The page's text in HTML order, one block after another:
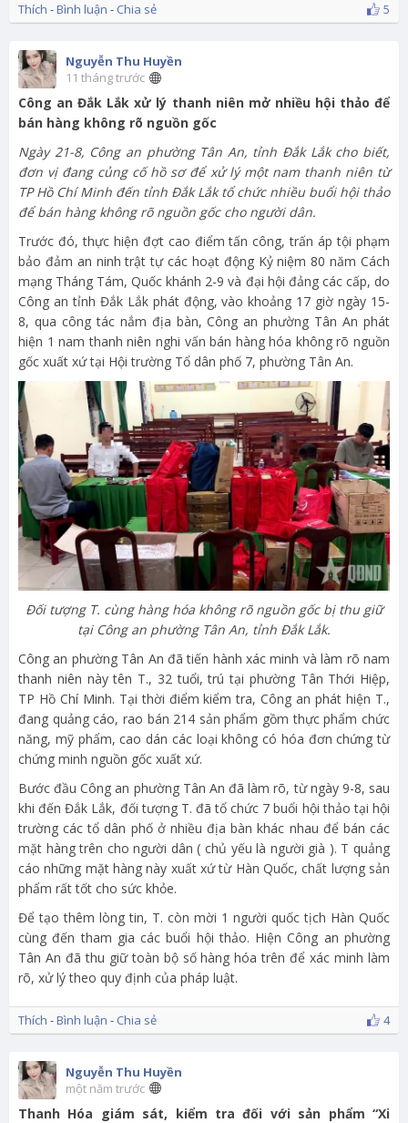
Thích -Bình luận - Chia sẻ 5
Nguyễn Thu Huyền
11 tháng trước
Công an Đắk Lắk xử lý thanh niên mở nhiều hội thảo để
bán hàng không rõ nguồn gốc
Ngày 21-8, Công an phường Tân An, tỉnh Đắk Lắk cho biết,
đơn vị đang củng cố hồ sơ để xử lý một nam thanh niên từ
TP Hồ Chí Minh đến tỉnh Đắk Lắk tổ chức nhiều buổi hội thảo
để bán hàng không rõ nguồn gốc cho người dân.
Trước đó, thực hiện đợt cao điểm tấn công, trấn áp tội phạm
bảo đảm an ninh trật tự các hoạt động Kỷ niệm 80 năm Cách
mạng Tháng Tám, Quốc khánh 2-9 và đại hội đảng các cấp, do
Công an tỉnh Đắk Lắk phát động, vào khoảng 17 giờ ngày 15-
8, qua công tác nắm địa bàn, Công an phường Tân An phát
hiện 1 nam thanh niên nghi vấn bán hàng hóa không rõ nguồn
gốc xuất xứ tại Hội trường Tổ dân phố 7, phường Tân An.
Đối tượng T. cùng hàng hóa không rõ nguồn gốc bị thu giữ
tại Công an phường Tân An, tỉnh Đắk Lắk.
Công an phường Tân An đã tiến hành xác minh và làm rõ nam
thanh niên này tên T., 32 tuổi, trú tại phường Tân Thới Hiệp,
TP Hồ Chí Minh. Tại thời điểm kiểm tra, Công an phát hiện T.,
đang quảng cáo, rao bán 214 sản phẩm gồm thực phẩm chức
năng, mỹ phẩm, cao dán các loại không có hóa đơn chứng từ
chứng minh nguồn gốc xuất xứ.
Bước đầu Công an phường Tân An đã làm rõ, từ ngày 9-8, sau
khi đến Đắk Lắk, đối tượng T. đã tổ chức 7 buổi hội thảo tại hội
trường các tổ dân phố ở nhiều địa bàn khác nhau để bán các
mặt hàng trên cho người dân ( chủ yếu là người già ). T quảng
cáo những mặt hàng này xuất xứ từ Hàn Quốc, chất lượng sản
phẩm rất tốt cho sức khỏe.
Để tạo thêm lòng tin, T. còn mời 1 người quốc tịch Hàn Quốc
cùng đến tham gia các buổi hội thảo. Hiện Công an phường
Tân An đã thu giữ toàn bộ số hàng hóa trên để xác minh làm
rõ, xử lý theo quy định của pháp luật.
Thích -Bình luận - Chia sẻ 4
Nguyễn Thu Huyền
một năm trước
Thanh Hóa giám sát, kiểm tra đối với sản phẩm “Xi